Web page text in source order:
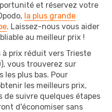
et réservez votre
la plus grande
. Laissez-nous vous aider
au meilleur prix !
prix réduit vers Trieste
vous trouverez sur
les plus bas. Pour
les meilleurs prix,
de suivre quelques étapes
d'économiser sans